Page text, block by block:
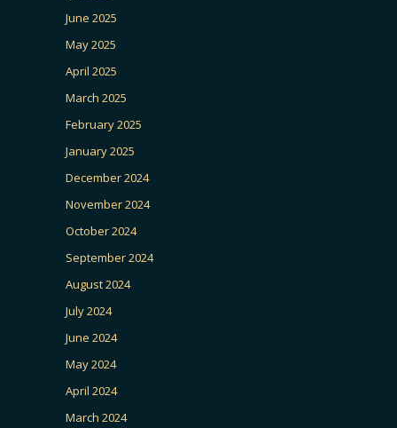
June 2025
May 2025
April 2025
March 2025
February 2025
January 2025
December 2024
November 2024
October 2024
September 2024
August 2024
July 2024
June 2024
May 2024
April 2024
March 2024